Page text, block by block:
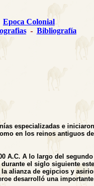
Epoca Colonial
- Bibliografía
especializadas e
en los reinos antiguos
A.C. A lo largo del
el siglo siguiente
alianza de egipcios y
desarrolló una